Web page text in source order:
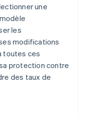
une
les
modifications
toutes ces
protection contre
des taux de